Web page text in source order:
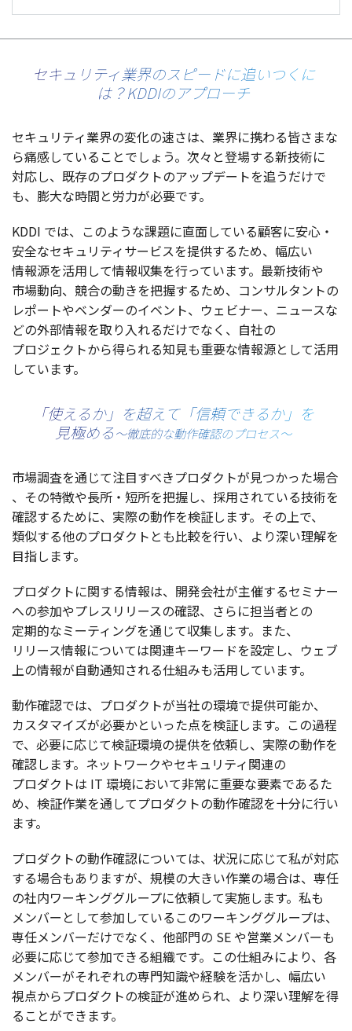
セキュリティ業界のスピードに追いつくに
は？KDDIのアプローチ
セキュリティ業界の変化の速さは、 業界に携わる皆さまな
ら痛感していることでしょう。次々と登場する新技術に
対応し、 既存のプロダクトのアップデートを追うだけで
も、 膨大な時間と労力が必要です。
KDDI では、このような課題に直面している顧客に安心 ・
安全なセキュリティサービスを提供するため、 幅広い
情報源を活用して情報収集を行っています。 最新技術や
市場動向、 競合の動きを把握するため、 コンサルタントの
レポートやベンダーのイベント、 ウェビナー、 ニュースな
どの外部情報を取り入れるだけでなく、 自社の
プロジェクトから得られる知見も重要な情報源として活用
しています。
「使えるか」を超えて「信頼できるか」を
見極める〜徹底的な動作確認のプロセス〜
市場調査を通じて注目すべきプロダクトが見つかった場合
、その特徴や長所 ・ 短所を把握し、 採用されている技術を
確認するために、 実際の動作を検証します。その上で、
類似する他のプロダクト とも比較を行い、より深い理解を
目指します。
プロダクトに関する情報は、 開発会社が主催するセミナー
への参加やプレスリリースの確認、さらに担当者との
定期的なミーティングを通じて収集します。また、
リリース情報については関連キーワードを設定し、 ウェブ
上の情報が自動通知される仕組みも活用しています。
動作確認では、 プロダクトが当社の環境で提供可能か、
カスタマイズが必要かといった点を検証します。この過程
で、 必要に応じて検証環境の提供を依頼し、 実際の動作を
確認します。 ネットワークやセキュリティ関連の
プロダクトは IT 環境において非常に重要な要素であるた
め、 検証作業を通してプロダクトの動作確認を十分に行い
ます。
プロダクトの動作確認については、 状況に応じて私が対応
する場合もありますが、 規模の大きい作業の場合は、 専任
の社内ワーキンググループに依頼して実施します。私も
メンバー として参加しているこのワーキンググループは、
専任メンバーだけでなく、 他部門の SE や営業メンバーも
必要に応じて参加できる組織です。この仕組みにより、各
メンバーがそれぞれの専門知識や経験を活かし、 幅広い
視点からプロダクトの検証が進められ、より深い理解を得
ることができます。